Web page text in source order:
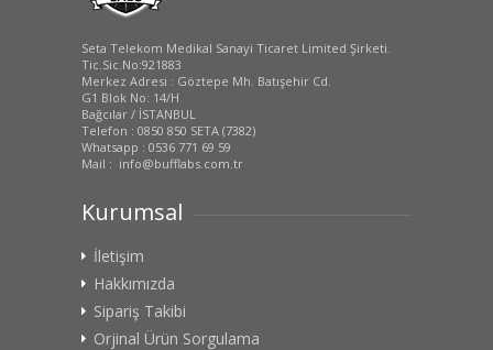
Seta Telekom Medikal Sanayi Ticaret Limited Şirketi.
Tic.Sic.No:921883
Merkez Adresi : Göztepe Mh. Batışehir Cd.
G1 Blok No: 14/H
Bağcılar / İSTANBUL
Telefon : 0850 850 SETA (7382)
Whatsapp : 0536 771 69 59
Mail : info@bufflabs.com.tr
Kurumsal
İletişim
Hakkımızda
Sipariş Takibi
Orjinal Ürün Sorgulama